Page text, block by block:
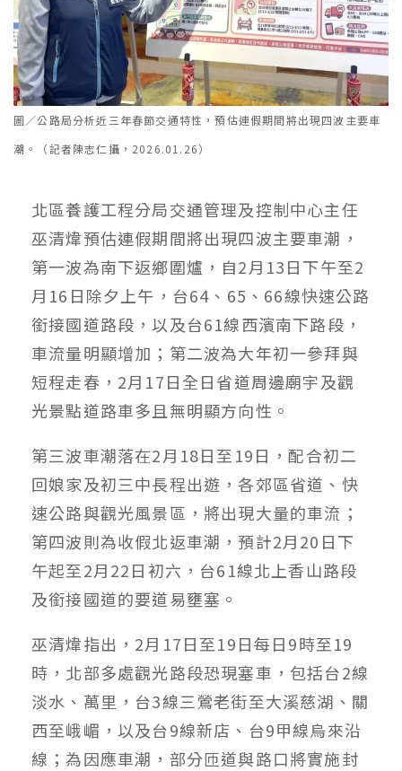
圖／公路局分析近三年春節交通特性，預估連假期間將出現四波主要車
潮。（記者陳志仁攝，2026.01.26）
北區養護工程分局交通管理及控制中心主任
巫清煒預估連假期間將出現四波主要車潮，
第一波為南下返鄉圍爐，自2月13日下午至2
月16日除夕上午，台64、65、66線快速公路
銜接國道路段，以及台61線西濱南下路段，
車流量明顯增加；第二波為大年初一參拜與
短程走春，2月17日全日省道周邊廟宇及觀
光景點道路車多且無明顯方向性。
第三波車潮落在2月18日至19日，配合初二
回娘家及初三中長程出遊，各郊區省道、快
速公路與觀光風景區，將出現大量的車流；
第四波則為收假北返車潮，預計2月20日下
午起至2月22日初六，台61線北上香山路段
及銜接國道的要道易壅塞。
巫清煒指出，2月17日至19日每日9時至19
時，北部多處觀光路段恐現塞車，包括台2線
淡水、萬里，台3線三鶯老街至大溪慈湖、關
西至峨嵋，以及台9線新店、台9甲線烏來沿
線；為因應車潮，部分匝道與路口將實施封